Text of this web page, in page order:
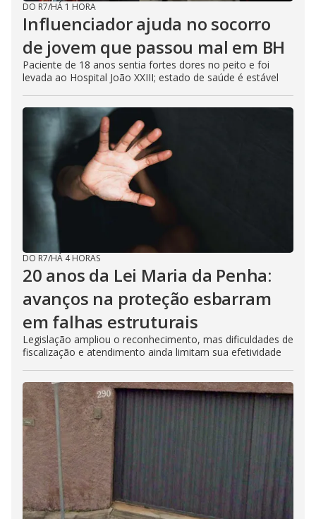
DO R7/HÁ 1 HORA
Influenciador ajuda no socorro
de jovem que passou mal em BH
Paciente de 18 anos sentia fortes dores no peito e foi
levada ao Hospital João XXIII; estado de saúde é estável
DO R7/HÁ 4 HORAS
20 anos da Lei Maria da Penha:
avanços na proteção esbarram
em falhas estruturais
Legislação ampliou o reconhecimento, mas dificuldades de
fiscalização e atendimento ainda limitam sua efetividade